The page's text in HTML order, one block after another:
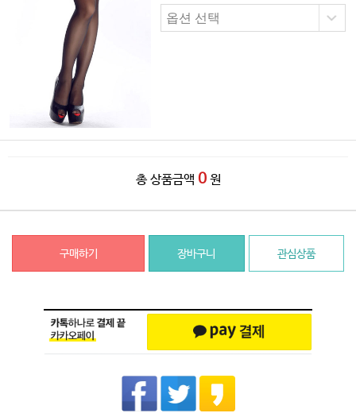
총 상품금액 0 원
구매하기 장바구니 관심상품